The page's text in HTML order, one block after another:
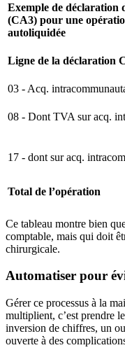
Exemple de déclaration
(CA3) pour une
autoliquidée
Ligne de la déclaration
03 - Acq.
08 - Dont TVA sur acq.
17 - dont sur acq.
Total de l’opération
Ce tableau montre bien
comptable, mais qui doit
chirurgicale.
Automatiser pour
Gérer ce processus à la
multiplient, c’est prendre
inversion de chiffres, un
ouverte à des